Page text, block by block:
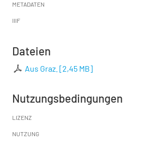
METADATEN
IIIF
Dateien
Aus Graz. [2,45 MB]
Nutzungsbedingungen
LIZENZ
NUTZUNG